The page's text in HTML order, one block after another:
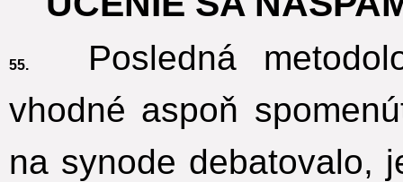
55.
Posledná
vhodné aspoň
na synode debatovalo,